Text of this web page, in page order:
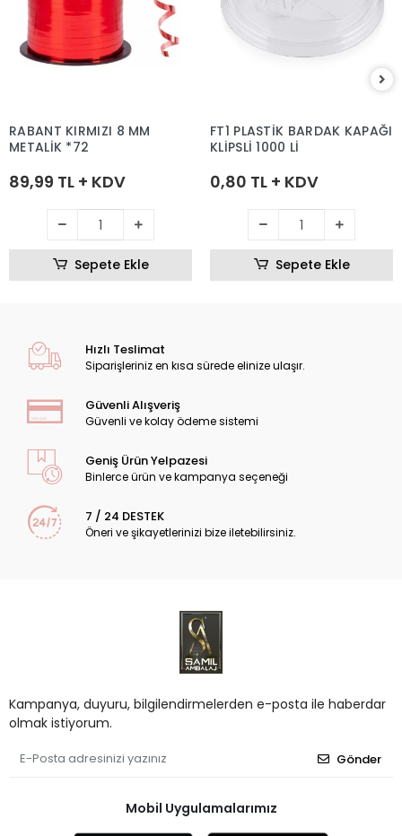
RABANT KIRMIZI 8 MM
METALİK *72
89,99 TL + KDV
Sepete Ekle
FT1 PLASTİK BARDAK KAPAĞI
KLİPSLİ 1000 Lİ
0,80 TL + KDV
Sepete Ekle
Hızlı Teslimat
Siparişleriniz en kısa sürede elinize ulaşır.
Güvenli Alışveriş
Güvenli ve kolay ödeme sistemi
Geniş Ürün Yelpazesi
Binlerce ürün ve kampanya seçeneği
7 / 24 DESTEK
Öneri ve şikayetlerinizi bize iletebilirsiniz.
Kampanya, duyuru, bilgilendirmelerden e-posta ile haberdar
olmak istiyorum.
Gönder
Mobil Uygulamalarımız